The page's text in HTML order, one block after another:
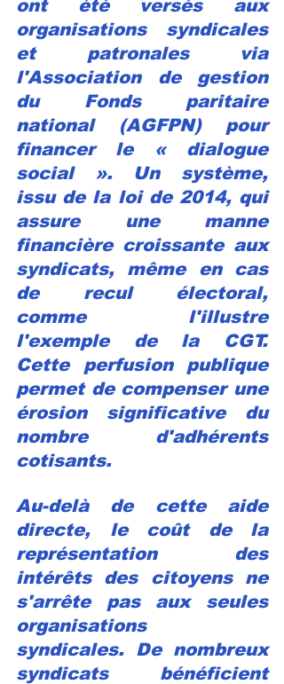
ont été versés aux
organisations syndicales
et patronales via
l'Association de gestion
du Fonds paritaire
national (AGFPN) pour
financer le « dialogue
social ». Un système,
issu de la loi de 2014, qui
assure une manne
financière croissante aux
syndicats, même en cas
de recul électoral,
comme l'illustre
l'exemple de la CGT.
Cette perfusion publique
permet de compenser une
érosion significative du
nombre d'adhérents
cotisants.
Au-delà de cette aide
directe, le coût de la
représentation des
intérêts des citoyens ne
s'arrête pas aux seules
organisations
syndicales. De nombreux
syndicats bénéficient